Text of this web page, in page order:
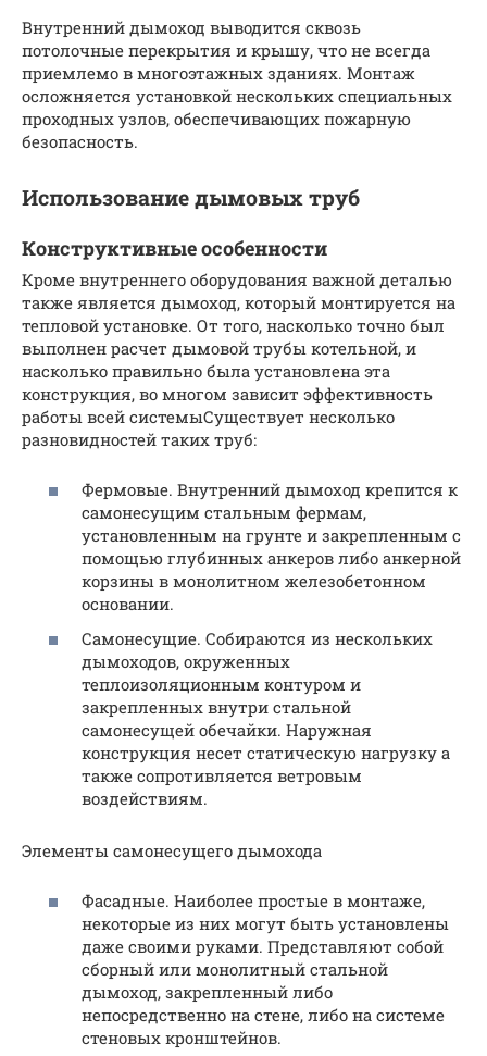
Внутренний дымоход выводится сквозь
потолочные перекрытия и крышу, что не всегда
приемлемо в многоэтажных зданиях. Монтаж
осложняется установкой нескольких специальных
проходных узлов, обеспечивающих пожарную
безопасность.
Использование дымовых труб
Конструктивные особенности
Кроме внутреннего оборудования важной деталью
также является дымоход, который монтируется на
тепловой установке. От того, насколько точно был
выполнен расчет дымовой трубы котельной, и
насколько правильно была установлена эта
конструкция, во многом зависит эффективность
работы всей системыСуществует несколько
разновидностей таких труб:
Фермовые. Внутренний дымоход крепится к
самонесущим стальным фермам,
установленным на грунте и закрепленным с
помощью глубинных анкеров либо анкерной
корзины в монолитном железобетонном
основании.
Самонесущие. Собираются из нескольких
дымоходов, окруженных
теплоизоляционным контуром и
закрепленных внутри стальной
самонесущей обечайки. Наружная
конструкция несет статическую нагрузку а
также сопротивляется ветровым
воздействиям.
Элементы самонесущего дымохода
Фасадные. Наиболее простые в монтаже,
некоторые из них могут быть установлены
даже своими руками. Представляют собой
сборный или монолитный стальной
дымоход, закрепленный либо
непосредственно на стене, либо на системе
стеновых кронштейнов.